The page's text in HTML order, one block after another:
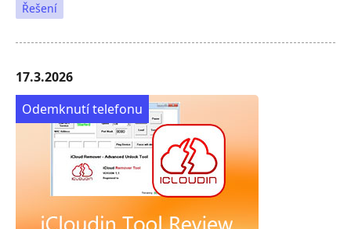
Řešení
Odemknutí telefonu
17.3.2026